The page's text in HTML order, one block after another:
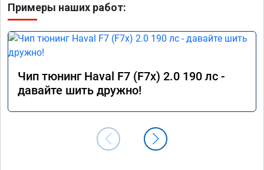
Примеры наших работ:
Чип тюнинг Haval F7 (F7x) 2.0 190 лс -
давайте шить дружно!